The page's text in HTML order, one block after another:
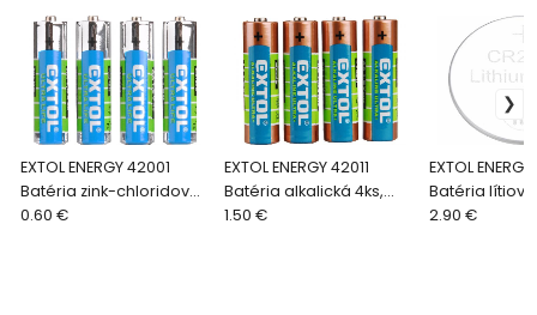
EXTOL ENERGY 42001
Batéria zink-chloridová
4ks, 1,5V, typ AA
0.60 €
EXTOL ENERGY 42011
Batéria alkalická 4ks,
1,5V, typ AA
1.50 €
EXTOL
Batéria lítiová
typ CR2016
2.90 €